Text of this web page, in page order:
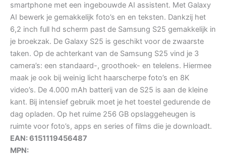
smartphone met een ingebouwde AI assistent. Met Galaxy
AI bewerk je gemakkelijk foto’s en en teksten. Dankzij het
6,2 inch full hd scherm past de Samsung S25 gemakkelijk in
je broekzak. De Galaxy S25 is geschikt voor de zwaarste
taken. Op de achterkant van de Samsung S25 vind je 3
camera’s: een standaard-, groothoek- en telelens. Hiermee
maak je ook bij weinig licht haarscherpe foto’s en 8K
video’s. De 4.000 mAh batterij van de S25 is aan de kleine
kant. Bij intensief gebruik moet je het toestel gedurende de
dag opladen. Op het ruime 256 GB opslaggeheugen is
ruimte voor foto’s, apps en series of films die je downloadt.
EAN: 6151119456487
MPN: